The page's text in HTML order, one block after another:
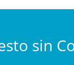
sin